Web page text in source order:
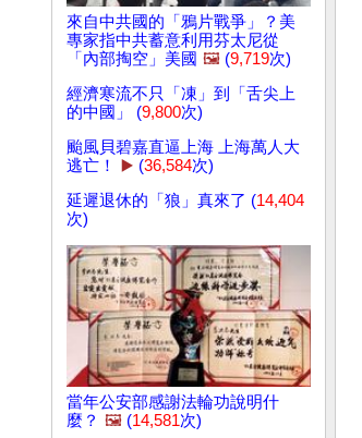
來自中共國的「鴉片戰爭」？美
專家指中共蓄意利用芬太尼從
「內部掏空」美國 🖼️ (9,719次)
經濟寒流不只「凍」到「舌尖上
的中國」 (9,800次)
颱風貝碧嘉直逼上海 上海萬人大
逃亡！
▶️ (36,584次)
延遲退休的「狼」真來了 (14,404
次)
當年公安部感謝法輪功說明什
麼？ 🖼️ (14,581次)